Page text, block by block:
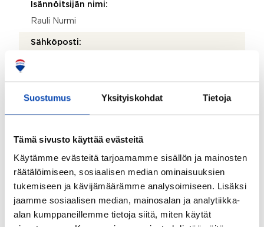
Suostumus Yksityiskohdat Tietoja
Tämä sivusto käyttää evästeitä
Käytämme evästeitä tarjoamamme sisällön ja mainosten
räätälöimiseen, sosiaalisen median ominaisuuksien
tukemiseen ja kävijämäärämme analysoimiseen. Lisäksi
jaamme sosiaalisen median, mainosalan ja analytiikka-
alan kumppaneillemme tietoja siitä, miten käytät
Isännöitsijän nimi:
Rauli Nurmi
Sähköposti:
Puhelinnumero:
010 228 4000
Postinumero:
00380
Postitoimipaikka:
Helsinki